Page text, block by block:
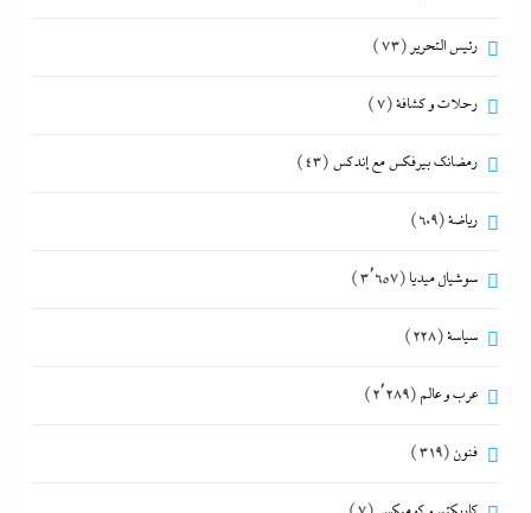
رئيس التحرير (73)
رحلات و كشافة(7)
رمضانك بيرفكس مع إندكس (43)
رياضة(609)
سوشيال ميديا (3٬657)
سياسة(228)
عرب و عالم (2٬289)
فنون (319)